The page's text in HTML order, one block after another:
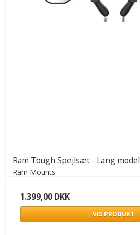
Ram Tough Spejlsæt - Lang model
Ram Mounts
1.399,00 DKK
VIS PRODUKT